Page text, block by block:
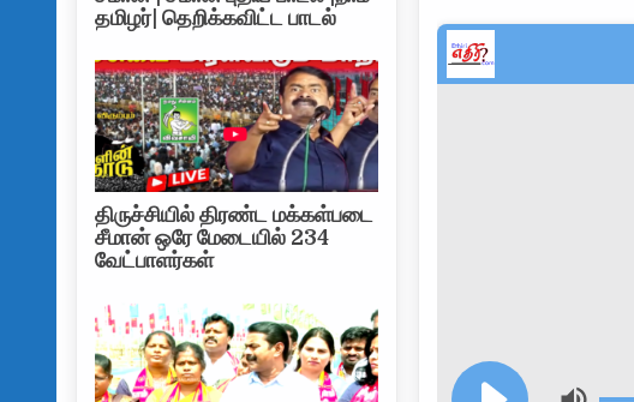
தமிழர்| தெறிக்கவிட்ட பாடல்
திருச்சியில் திரண்ட மக்கள்படை
சீமான் ஒரே மேடையில் 234
வேட்பாளர்கள்